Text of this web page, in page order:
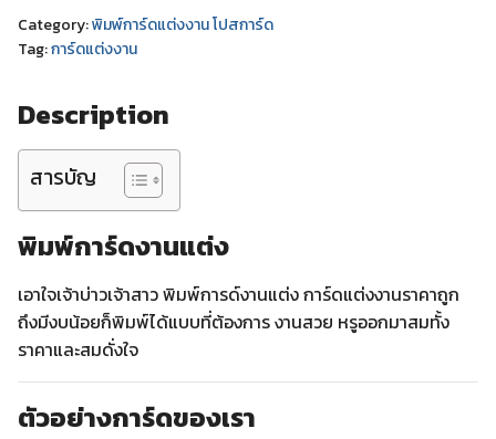
Category:พิมพ์การ์ดแต่งงาน โปสการ์ด
Tag:การ์ดแต่งงาน
Description
สารบัญ
พิมพ์การ์ดงานแต่ง
เอาใจเจ้าบ่าวเจ้าสาว พิมพ์การด์งานแต่ง การ์ดแต่งงานราคาถูก
ถึงมีงบน้อยก็พิมพ์ได้แบบที่ต้องการ งานสวย หรูออกมาสมทั้ง
ราคาและสมดั่งใจ
ตัวอย่างการ์ดของเรา